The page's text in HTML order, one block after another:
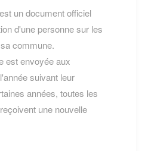
un document officiel
d'une personne sur les
commune.
est envoyée aux
suivant leur
années, toutes les
une nouvelle